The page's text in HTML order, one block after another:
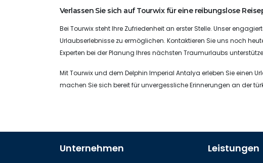
Verlassen Sie sich auf Tourwix für eine reibungslose
Bei Tourwix steht Ihre Zufriedenheit an erster Stelle. Unser
Urlaubserlebnisse zu ermöglichen. Kontaktieren Sie uns noch
Experten bei der Planung Ihres nächsten Traumurlaubs
Mit Tourwix und dem Delphin Imperial Antalya erleben Sie einen
machen Sie sich bereit für unvergessliche Erinnerungen an der
Unternehmen Leistungen